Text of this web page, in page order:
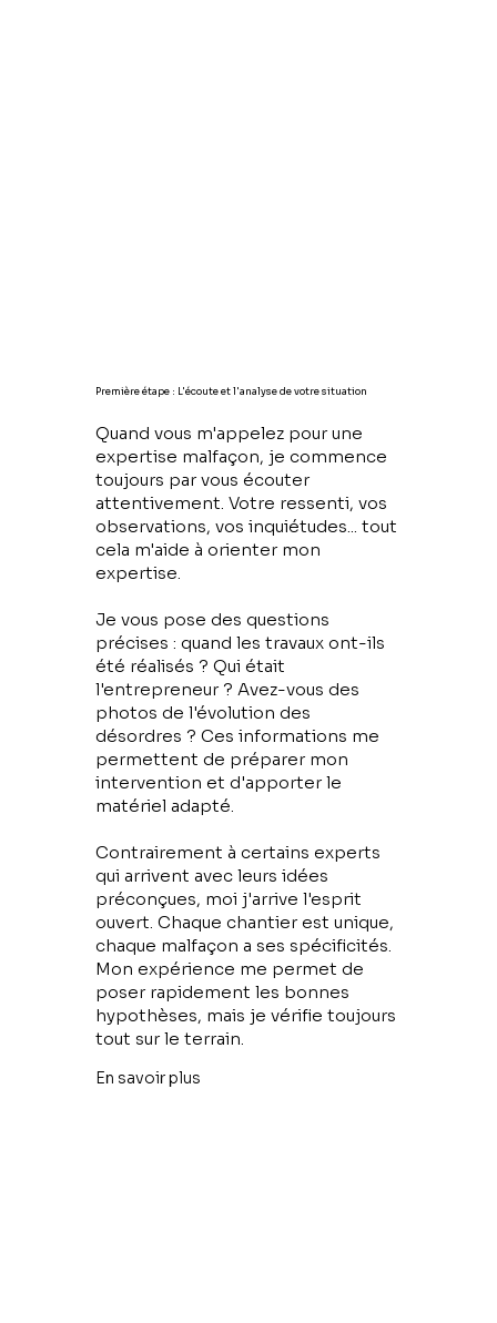
Première étape : L'écoute et l'analyse de votre situation
Quand vous m'appelez pour une
expertise malfaçon, je commence
toujours par vous écouter
attentivement. Votre ressenti, vos
observations, vos inquiétudes... tout
cela m'aide à orienter mon
expertise.
Je vous pose des questions
précises : quand les travaux ont-ils
été réalisés ? Qui était
l'entrepreneur ? Avez-vous des
photos de l'évolution des
désordres ? Ces informations me
permettent de préparer mon
intervention et d'apporter le
matériel adapté.
Contrairement à certains experts
qui arrivent avec leurs idées
préconçues, moi j'arrive l'esprit
ouvert. Chaque chantier est unique,
chaque malfaçon a ses spécificités.
Mon expérience me permet de
poser rapidement les bonnes
hypothèses, mais je vérifie toujours
tout sur le terrain.
En savoir plus